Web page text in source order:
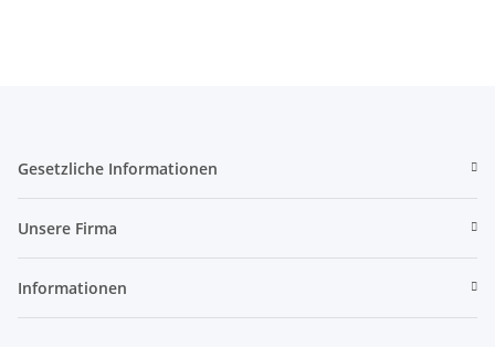
Gesetzliche Informationen
Unsere Firma
Informationen